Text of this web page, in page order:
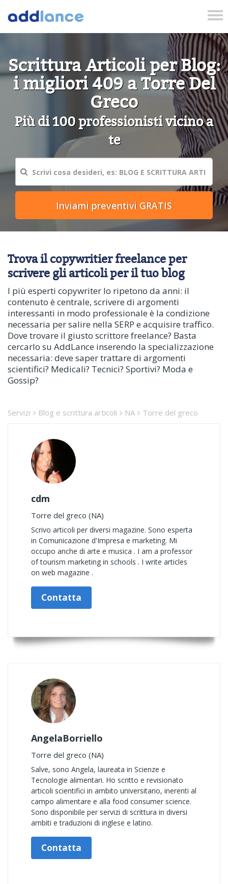
Scrittura Articoli per Blog:
i migliori 409 a Torre Del
Greco
Più di 100 professionisti vicino a
te
Trova il copywritier freelance per
scrivere gli articoli per il tuo blog
I più esperti copywriter lo ripetono da anni: il
contenuto è centrale, scrivere di argomenti
interessanti in modo professionale è la condizione
necessaria per salire nella SERP e acquisire traffico.
Dove trovare il giusto scrittore freelance? Basta
cercarlo su AddLance inserendo la specializzazione
necessaria: deve saper trattare di argomenti
scientifici? Medicali? Tecnici? Sportivi? Moda e
Gossip?
Servizi Blog e scrittura articoli NA Torre del greco
cdm
Torre del greco (NA)
Scrivo articoli per diversi magazine. Sono esperta
in Comunicazione d'Impresa e marketing. Mi
occupo anche di arte e musica . I am a professor
of tourism marketing in schools . I write articles
on web magazine .
Contatta
AngelaBorriello
Torre del greco (NA)
Salve, sono Angela, laureata in Scienze e
Tecnologie alimentari. Ho scritto e revisionato
articoli scientifici in ambito universitario, inerenti al
campo alimentare e alla food consumer science.
Sono disponibile per servizi di scrittura in diversi
ambiti e traduzioni di inglese e latino.
Contatta